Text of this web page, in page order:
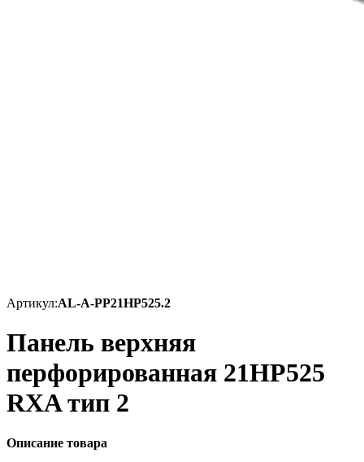
Артикул:AL-A-PP21HP525.2
Панель верхняя
перфорированная 21HP525
RXA тип 2
Описание товара